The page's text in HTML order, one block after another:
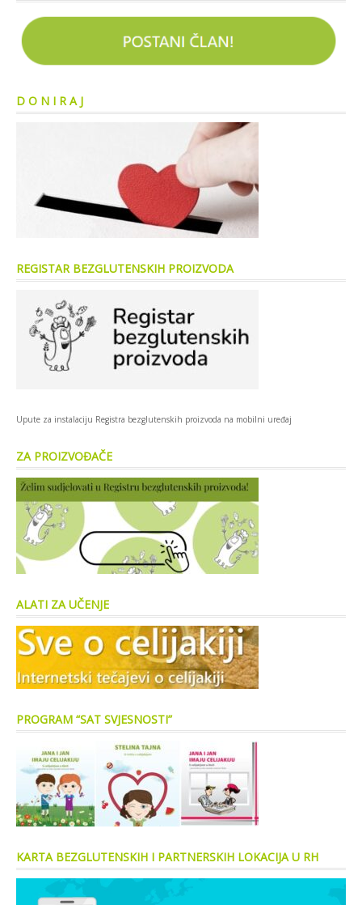
D O N I R A J
REGISTAR BEZGLUTENSKIH PROIZVODA
Upute za instalaciju Registra bezglutenskih proizvoda na mobilni uređaj
ZA PROIZVOĐAČE
ALATI ZA UČENJE
PROGRAM “SAT SVJESNOSTI”
KARTA BEZGLUTENSKIH I PARTNERSKIH LOKACIJA U RH